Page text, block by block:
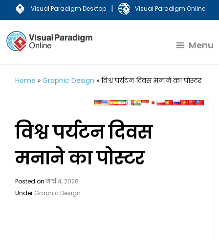
Visual Paradigm Desktop | Visual Paradigm Online
Menu
Home »Graphic Design »विश्व पर्यटन दिवस मनाने का पोस्टर
विश्व पर्यटन दिवस
मनाने का पोस्टर
Posted onमार्च 4, 2026
Under Graphic Design